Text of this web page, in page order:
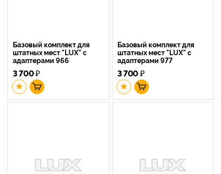
Базовый комплект для
штатных мест "LUX" с
адаптерами 966
3 700₽
Базовый комплект для
штатных мест "LUX" с
адаптерами 977
3 700₽